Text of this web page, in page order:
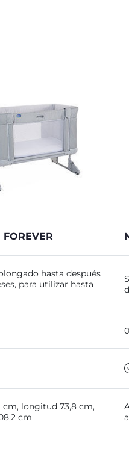
FOREVER
hasta después
para utilizar hasta
cm, longitud 73,8 cm,
cm